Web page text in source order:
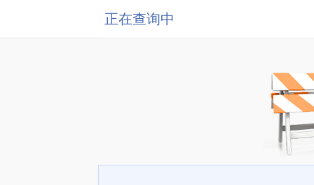
正在查询中